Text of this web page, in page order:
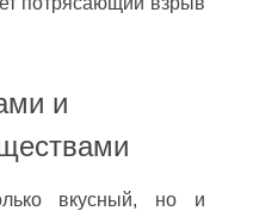
и
вкусный, но и